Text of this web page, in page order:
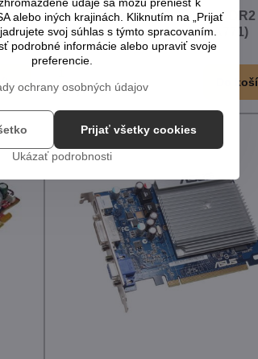
ATI Radeon X1300 256MB DDR2
(PCIe x16, Silent, ATI-102-A771)
14,76 € Do
alebo iných krajinách. Kliknutím na „Prijať
svoj súhlas s týmto spracovaním.
podrobné informácie alebo upraviť svoje
preferencie.
ochrany osobných údajov
Ukázať podrobnosti
Prijať všetky cookies